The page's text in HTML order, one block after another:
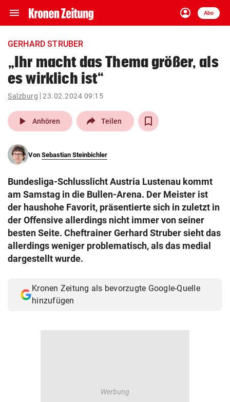
menu Navigation
ein-/ausklappen
account_circle
Anmelden
Abo
close Schließen
account_circle Anmelden
pin_drop
Wien arrow_right
search
eingeben
Muthgasse 2, 1190 Wien
GERHARD STRUBER
„Ihr macht das Thema größer, als
es wirklich ist“
Salzburg 23.02.2024 09:15
play_arrow Anhören Teilen
Von Sebastian Steinbichler
Bundesliga-Schlusslicht Austria Lustenau kommt
am Samstag in die Bullen-Arena. Der Meister ist
der haushohe Favorit, präsentierte sich in zuletzt in
der Offensive allerdings nicht immer von seiner
besten Seite. Cheftrainer Gerhard Struber sieht das
allerdings weniger problematisch, als das medial
dargestellt wurde.
Kronen Zeitung als bevorzugte Google-Quelle
hinzufügen